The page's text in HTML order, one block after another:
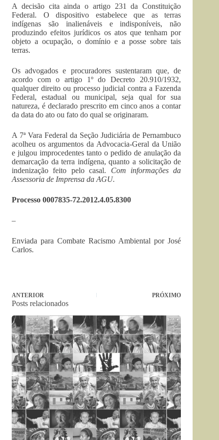
A decisão cita ainda o artigo 231 da Constituição
Federal. O dispositivo estabelece que as terras
indígenas são inalienáveis e indisponíveis, não
produzindo efeitos jurídicos os atos que tenham por
objeto a ocupação, o domínio e a posse sobre tais
terras.
Os advogados e procuradores sustentaram que, de
acordo com o artigo 1º do Decreto 20.910/1932,
qualquer direito ou processo judicial contra a Fazenda
Federal, estadual ou municipal, seja qual for sua
natureza, é declarado prescrito em cinco anos a contar
da data do ato ou fato do qual se originaram.
A 7ª Vara Federal da Seção Judiciária de Pernambuco
acolheu os argumentos da Advocacia-Geral da União
e julgou improcedentes tanto o pedido de anulação da
demarcação da terra indígena, quanto a solicitação de
indenização feito pelo casal. Com informações da
Assessoria de Imprensa da AGU.
Processo 0007835-72.2012.4.05.8300
–
Enviada para Combate Racismo Ambiental por José
Carlos.
ANTERIOR PRÓXIMO
Posts relacionados